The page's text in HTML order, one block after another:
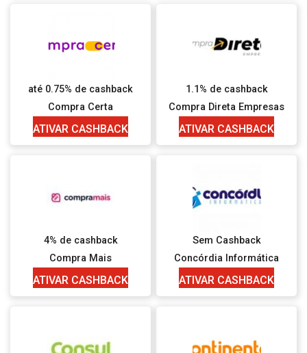
até 0.75% de cashback
Compra Certa
ATIVAR CASHBACK
1.1% de cashback
Compra Direta Empresas
ATIVAR CASHBACK
4% de cashback
Compra Mais
ATIVAR CASHBACK
Sem Cashback
Concórdia Informática
ATIVAR CASHBACK